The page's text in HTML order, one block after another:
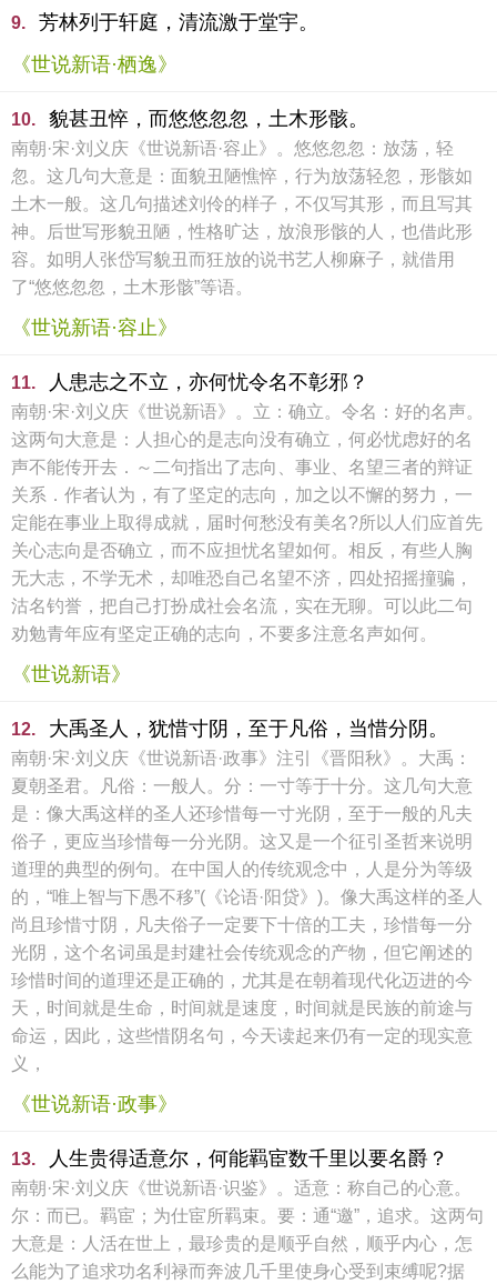
9.
芳林列于轩庭，清流激于堂宇。
《世说新语·栖逸》
10. 貌甚丑悴，而悠悠忽忽，土木形骸。
南朝·宋·刘义庆《世说新语·容止》。悠悠忽忽：放荡，轻
忽。这几句大意是：面貌丑陋憔悴，行为放荡轻忽，形骸如
土木一般。这几句描述刘伶的样子，不仅写其形，而且写其
神。后世写形貌丑陋，性格旷达，放浪形骸的人，也借此形
容。如明人张岱写貌丑而狂放的说书艺人柳麻子，就借用
了“悠悠忽忽，土木形骸”等语。
《世说新语·容止》
11. 人患志之不立，亦何忧令名不彰邪？
南朝·宋·刘义庆《世说新语》。立：确立。令名：好的名声。
这两句大意是：人担心的是志向没有确立，何必忧虑好的名
声不能传开去．～二句指出了志向、事业、名望三者的辩证
关系．作者认为，有了坚定的志向，加之以不懈的努力，一
定能在事业上取得成就，届时何愁没有美名?所以人们应首先
关心志向是否确立，而不应担忧名望如何。相反，有些人胸
无大志，不学无术，却唯恐自己名望不济，四处招摇撞骗，
沽名钓誉，把自己打扮成社会名流，实在无聊。可以此二句
劝勉青年应有坚定正确的志向，不要多注意名声如何。
《世说新语》
12. 大禹圣人，犹惜寸阴，至于凡俗，当惜分阴。
南朝·宋·刘义庆《世说新语·政事》注引《晋阳秋》。大禹：
夏朝圣君。凡俗：一般人。分：一寸等于十分。这几句大意
是：像大禹这样的圣人还珍惜每一寸光阴，至于一般的凡夫
俗子，更应当珍惜每一分光阴。这又是一个征引圣哲来说明
道理的典型的例句。在中国人的传统观念中，人是分为等级
的，“唯上智与下愚不移”(《论语·阳贷》)。像大禹这样的圣人
尚且珍惜寸阴，凡夫俗子一定要下十倍的工夫，珍惜每一分
光阴，这个名词虽是封建社会传统观念的产物，但它阐述的
珍惜时间的道理还是正确的，尤其是在朝着现代化迈进的今
天，时间就是生命，时间就是速度，时间就是民族的前途与
命运，因此，这些惜阴名句，今天读起来仍有一定的现实意
义，
《世说新语·政事》
13. 人生贵得适意尔，何能羁宦数千里以要名爵？
南朝·宋·刘义庆《世说新语·识鉴》。适意：称自己的心意。
尔：而已。羁宦；为仕宦所羁束。要：通“邀”，追求。这两句
大意是：人活在世上，最珍贵的是顺乎自然，顺乎内心，怎
么能为了追求功名利禄而奔波几千里使身心受到束缚呢?据